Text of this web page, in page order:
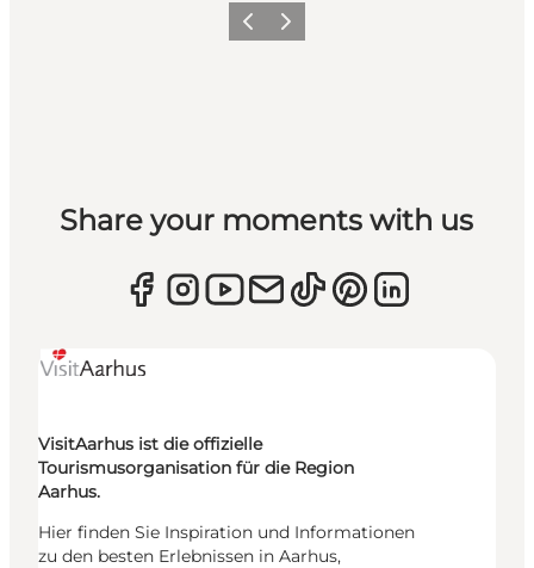
ZurückWeiter
Share your moments with us
VisitAarhus ist die offizielle
Tourismusorganisation für die Region
Aarhus.
Hier finden Sie Inspiration und Informationen
zu den besten Erlebnissen in Aarhus,